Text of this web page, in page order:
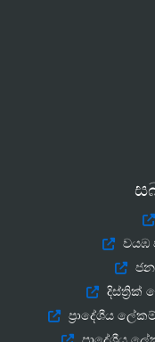
වයඹ
දිස්ත්‍රික්
ප්‍රාදේශීය